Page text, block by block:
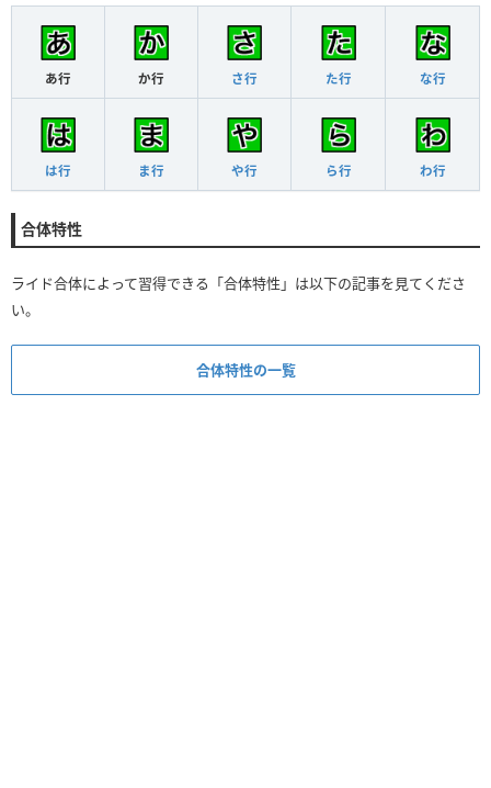
あ行 か行 さ行 た行 な行
は行 ま行 や行 ら行 わ行
合体特性
ライド合体によって習得できる「合体特性」は以下の記事を見てくださ
い。
合体特性の一覧